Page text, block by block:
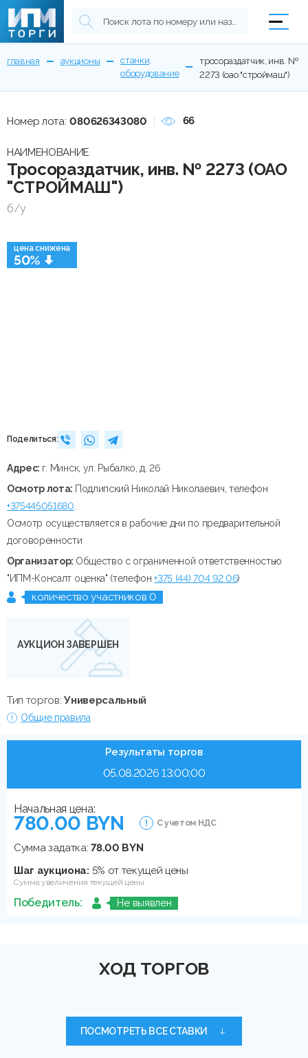
главная аукционы
станки,
оборудование
тросораздатчик, инв. №
2273 (оао "строймаш")
цена снижена
50%
Поделиться:
Номер лота: 080626343080 66
НАИМЕНОВАНИЕ
Тросораздатчик, инв. № 2273 (ОАО
"СТРОЙМАШ")
б/у
Адрес: г. Минск, ул. Рыбалко, д. 26
Осмотр лота: Подлипский Николай Николаевич, телефон
+375445051680
Осмотр осуществляется в рабочие дни по предварительной
договоренности
Организатор: Общество с ограниченной ответственностью
"ИПМ-Консалт оценка" (телефон+375 (44) 704 92 06)
количество участников 0
АУКЦИОН ЗАВЕРШЕН
Тип торгов:Универсальный
Общие правила
Результаты торгов
05.08.2026 13:00:00
Начальная цена:
780.00 BYN С учетом НДС
Сумма задатка:78.00 BYN
Шаг аукциона: 5% от текущей цены
Сумма увеличения текущей цены
Победитель: Не выявлен
ХОД ТОРГОВ
ПОСМОТРЕТЬ ВСЕ СТАВКИ